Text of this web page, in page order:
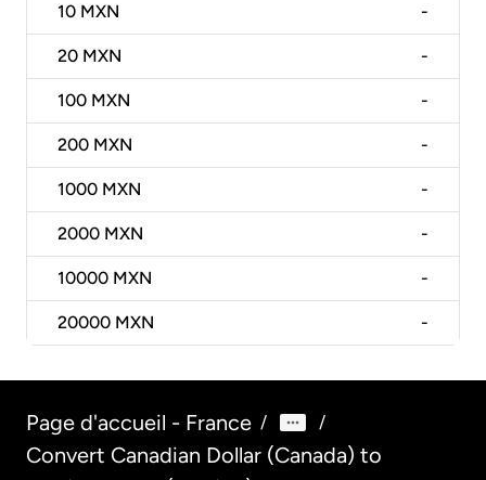
10 MXN -
20 MXN -
100 MXN -
200 MXN -
1000 MXN -
2000 MXN -
10000 MXN -
20000 MXN -
Page d'accueil - France / /
Convert Canadian Dollar (Canada) to